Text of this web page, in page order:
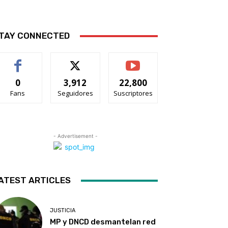
CONNECTED
0
Fans
3,912
Seguidores
22,800
Suscriptores
- Advertisement -
ARTICLES
JUSTICIA
MP y DNCD desmantelan red